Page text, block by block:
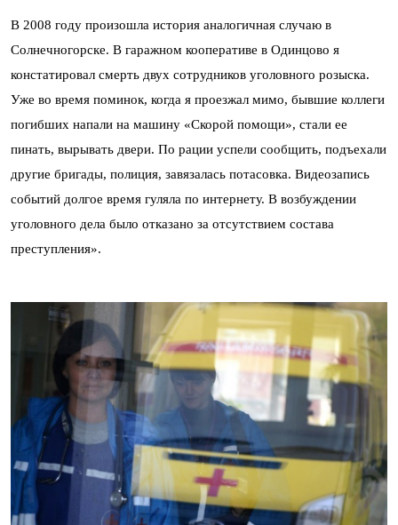
В 2008 году произошла история аналогичная случаю в
Солнечногорске. В гаражном кооперативе в Одинцово я
констатировал смерть двух сотрудников уголовного розыска.
Уже во время поминок, когда я проезжал мимо, бывшие коллеги
погибших напали на машину «Скорой помощи», стали ее
пинать, вырывать двери. По рации успели сообщить, подъехали
другие бригады, полиция, завязалась потасовка. Видеозапись
событий долгое время гуляла по интернету. В возбуждении
уголовного дела было отказано за отсутствием состава
преступления».